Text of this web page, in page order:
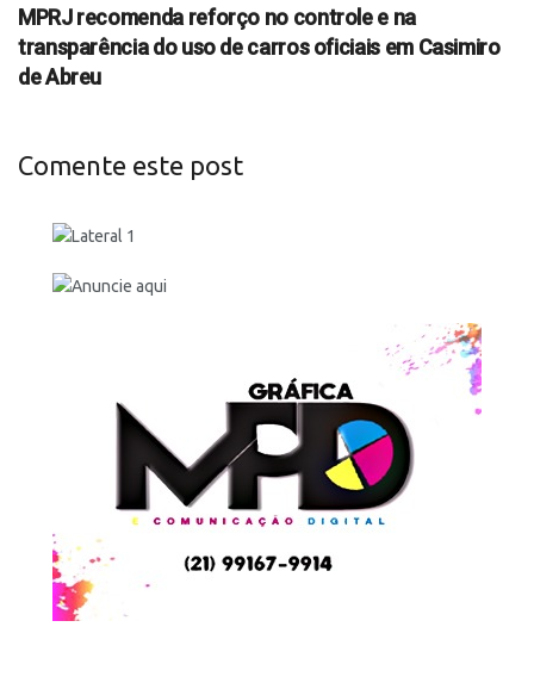
MPRJ recomenda reforço no controle e na
transparência do uso de carros oficiais em Casimiro
de Abreu
Comente este post